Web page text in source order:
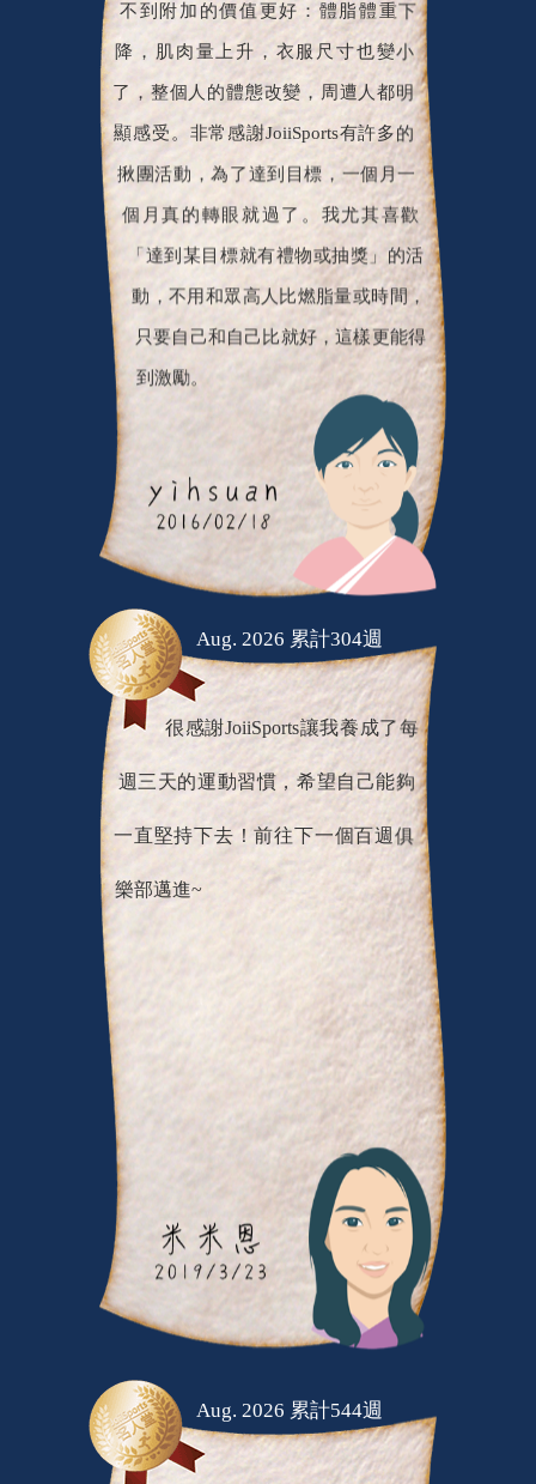
降，肌肉量上升，衣服尺寸也變小
了，整個人的體態改變，周遭人都明
顯感受。非常感謝JoiiSports有許多的
揪團活動，為了達到目標，一個月一
個月真的轉眼就過了。我尤其喜歡
「達到某目標就有禮物或抽獎」的活
動，不用和眾高人比燃脂量或時間，
只要自己和自己比就好，這樣更能得
Aug. 2026 累計304週
很感謝JoiiSports讓我養成了每
週三天的運動習慣，希望自己能夠
一直堅持下去！前往下一個百週俱
樂部邁進~
Aug. 2026 累計544週